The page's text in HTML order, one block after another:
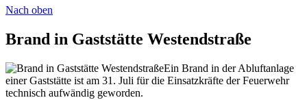
Nach oben
Brand in Gaststätte Westendstraße
Ein Brand in der Abluftanlage
einer Gaststätte ist am 31. Juli für die Einsatzkräfte der Feuerwehr
technisch aufwändig geworden.